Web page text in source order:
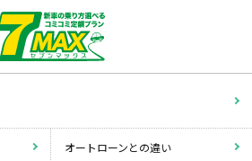
オートローンとの違い